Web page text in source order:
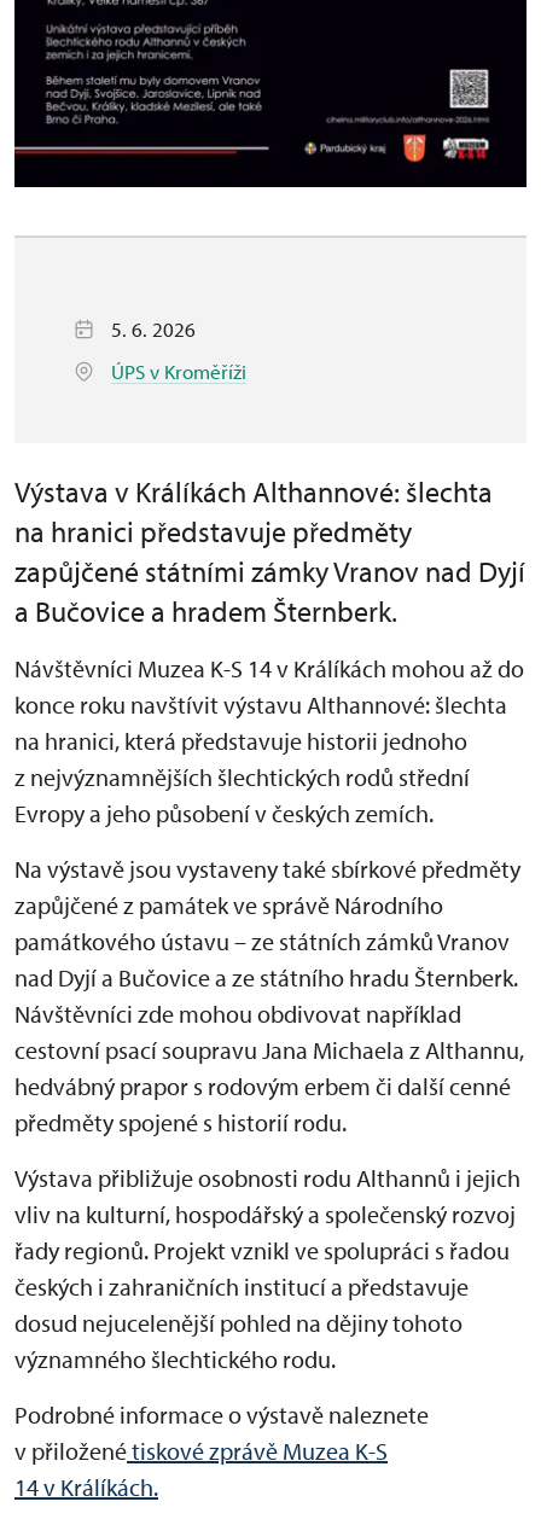
5. 6. 2026
ÚPS v Kroměříži
Výstava v Králíkách Althannové: šlechta
na hranici představuje předměty
zapůjčené státními zámky Vranov nad Dyjí
a Bučovice a hradem Šternberk.
Návštěvníci Muzea K-S 14 v Králíkách mohou až do
konce roku navštívit výstavu Althannové: šlechta
na hranici, která představuje historii jednoho
z nejvýznamnějších šlechtických rodů střední
Evropy a jeho působení v českých zemích.
Na výstavě jsou vystaveny také sbírkové předměty
zapůjčené z památek ve správě Národního
památkového ústavu – ze státních zámků Vranov
nad Dyjí a Bučovice a ze státního hradu Šternberk.
Návštěvníci zde mohou obdivovat například
cestovní psací soupravu Jana Michaela z Althannu,
hedvábný prapor s rodovým erbem či další cenné
předměty spojené s historií rodu.
Výstava přibližuje osobnosti rodu Althannů i jejich
vliv na kulturní, hospodářský a společenský rozvoj
řady regionů. Projekt vznikl ve spolupráci s řadou
českých i zahraničních institucí a představuje
dosud nejucelenější pohled na dějiny tohoto
významného šlechtického rodu.
Podrobné informace o výstavě naleznete
v přiloženétiskové zprávě Muzea K-S
14 v Králíkách.